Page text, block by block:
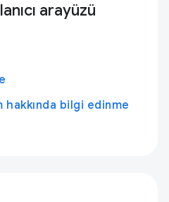
arayüzü
hakkında bilgi edinme